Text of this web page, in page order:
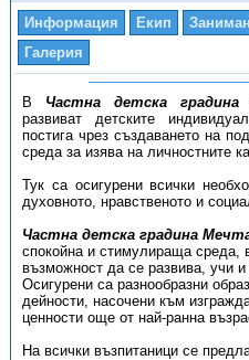
Информация Екип
Галерия
В Частна детска
развиват детските
постига чрез създаването на
среда за изява на личностните
Тук са осигурени всички
духовното, нравственото и
Частна детска градина
спокойна и стимулираща среда,
възможност да се развива, учи и
Осигурени са разнообразни
дейности, насочени към
ценности още от най-ранна
На всички възпитаници се